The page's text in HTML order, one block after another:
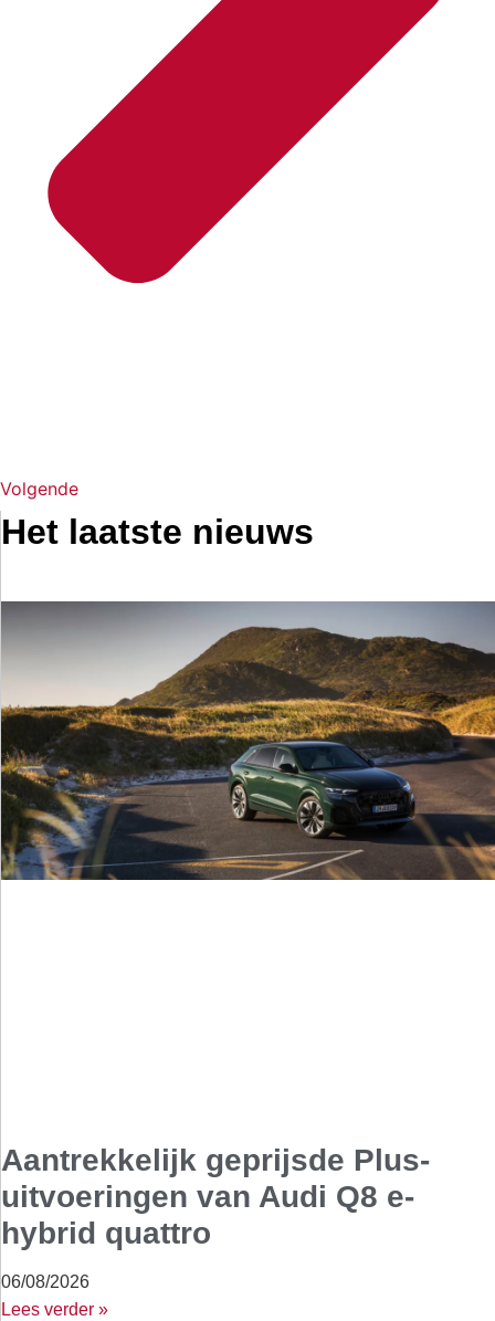
Volgende
Het laatste nieuws
Aantrekkelijk geprijsde Plus-
uitvoeringen van Audi Q8 e-
hybrid quattro
06/08/2026
Lees verder »